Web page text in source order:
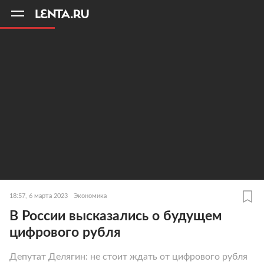
18:57, 6 марта 2023 Экономика
В России высказались о будущем
цифрового рубля
Депутат Делягин: не стоит ждать от цифрового рубля